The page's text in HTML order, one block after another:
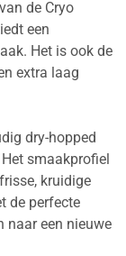
de Cryo
een
Het is ook de
extra laag
dry-hopped
smaakprofiel
kruidige
de perfecte
naar een nieuwe